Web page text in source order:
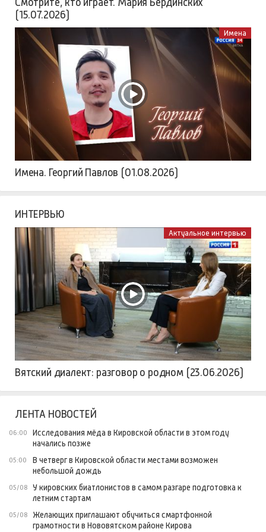
(15.07.2026)
Имена
Имена. Георгий Павлов (01.08.2026)
ИНТЕРВЬЮ
Актуальное интервью
Вятский диалект: разговор о родном (23.06.2026)
ЛЕНТА НОВОСТЕЙ
06:00
Исследования мёда в Кировской области в этом году
начались позже
05:00
В четверг в Кировской области местами возможен
небольшой дождь
05/08
У кировских биатлонистов в самом разгаре подготовка к
летним стартам
05/08
Желающих приглашают обучиться смартфонной
грамотности в Нововятском районе Кирова